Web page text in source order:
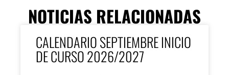
NOTICIAS RELACIONADAS
CALENDARIO SEPTIEMBRE INICIO
DE CURSO 2026/2027